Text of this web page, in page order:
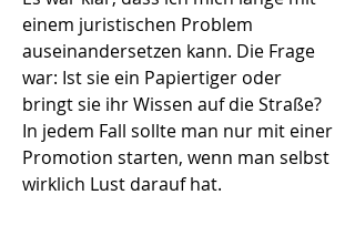
einem juristischen Problem
auseinandersetzen kann. Die Frage
war: Ist sie ein Papiertiger oder
bringt sie ihr Wissen auf die Straße?
In jedem Fall sollte man nur mit einer
Promotion starten, wenn man selbst
wirklich Lust darauf hat.